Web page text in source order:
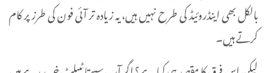
بالکل بھی اینڈروئیڈ کی طرح نہیں ہیں، یہ زیادہ تر آئی فون کی طرز پر کام
کرتے ہیں۔